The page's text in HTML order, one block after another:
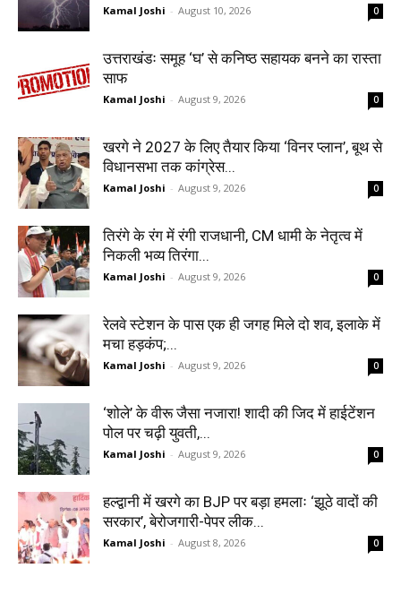
Kamal Joshi - August 10, 2026 0
उत्तराखंडः समूह ‘घ’ से कनिष्ठ सहायक बनने का रास्ता
साफ
Kamal Joshi - August 9, 2026 0
खरगे ने 2027 के लिए तैयार किया ‘विनर प्लान’, बूथ से
विधानसभा तक कांग्रेस...
Kamal Joshi - August 9, 2026 0
तिरंगे के रंग में रंगी राजधानी, CM धामी के नेतृत्व में
निकली भव्य तिरंगा...
Kamal Joshi - August 9, 2026 0
रेलवे स्टेशन के पास एक ही जगह मिले दो शव, इलाके में
मचा हड़कंप;...
Kamal Joshi - August 9, 2026 0
‘शोले’ के वीरू जैसा नजारा! शादी की जिद में हाईटेंशन
पोल पर चढ़ी युवती,...
Kamal Joshi - August 9, 2026 0
हल्द्वानी में खरगे का BJP पर बड़ा हमलाः ‘झूठे वादों की
सरकार’, बेरोजगारी-पेपर लीक...
Kamal Joshi - August 8, 2026 0